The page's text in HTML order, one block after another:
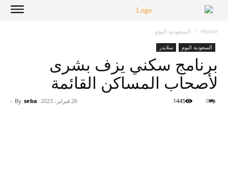
Home السعودية اليوم
السعودية اليوم سلايدر
برنامج سكني يزف بشرى
لأصحاب المساكن القائمة
By seba
- 26 فبراير، 2023 0
1445